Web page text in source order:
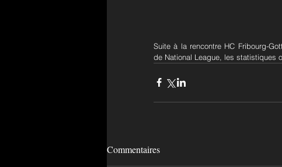
Suite à la rencontre HC Fribourg-
de National League, les statistiques
Commentaires